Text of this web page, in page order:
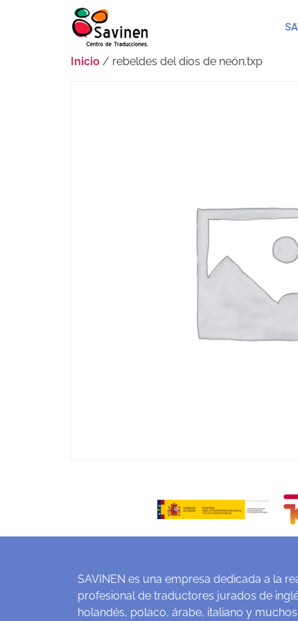
Inicio / rebeldes del dios de neón.txp
SAVINEN es una empresa dedicada a la
profesional de traductores jurados de
holandés, polaco, árabe, italiano y